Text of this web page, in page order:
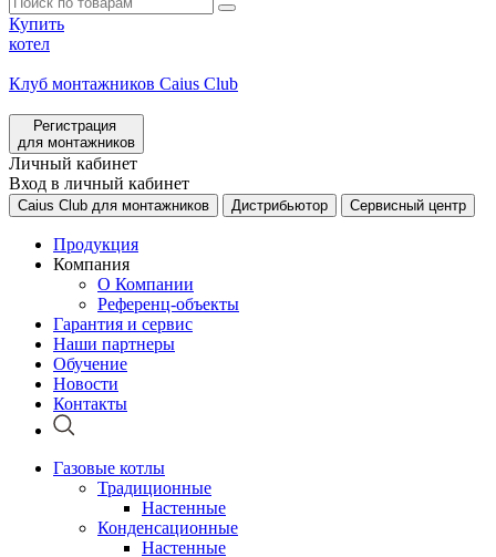
Купить
котел
Клуб монтажников Caius Club
Регистрация
для монтажников
Личный кабинет
Вход в личный кабинет
Caius Club для монтажников Дистрибьютор Сервисный центр
Продукция
Компания
О Компании
Референц-объекты
Гарантия и сервис
Наши партнеры
Обучение
Новости
Контакты
Газовые котлы
Традиционные
Настенные
Конденсационные
Настенные